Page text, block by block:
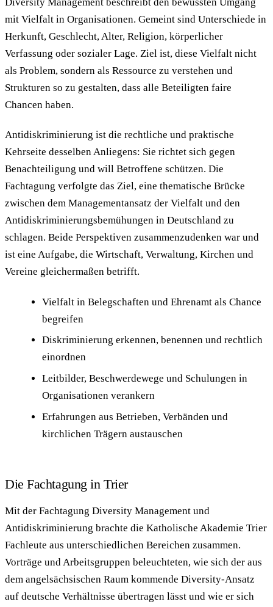
mit Vielfalt in Organisationen. Gemeint sind Unterschiede in
Herkunft, Geschlecht, Alter, Religion, körperlicher
Verfassung oder sozialer Lage. Ziel ist, diese Vielfalt nicht
als Problem, sondern als Ressource zu verstehen und
Strukturen so zu gestalten, dass alle Beteiligten faire
Chancen haben.
Antidiskriminierung ist die rechtliche und praktische
Kehrseite desselben Anliegens: Sie richtet sich gegen
Benachteiligung und will Betroffene schützen. Die
Fachtagung verfolgte das Ziel, eine thematische Brücke
zwischen dem Managementansatz der Vielfalt und den
Antidiskriminierungsbemühungen in Deutschland zu
schlagen. Beide Perspektiven zusammenzudenken war und
ist eine Aufgabe, die Wirtschaft, Verwaltung, Kirchen und
Vereine gleichermaßen betrifft.
Vielfalt in Belegschaften und Ehrenamt als Chance
begreifen
Diskriminierung erkennen, benennen und rechtlich
einordnen
Leitbilder, Beschwerdewege und Schulungen in
Organisationen verankern
Erfahrungen aus Betrieben, Verbänden und
kirchlichen Trägern austauschen
Die Fachtagung in Trier
Mit der Fachtagung Diversity Management und
Antidiskriminierung brachte die Katholische Akademie Trier
Fachleute aus unterschiedlichen Bereichen zusammen.
Vorträge und Arbeitsgruppen beleuchteten, wie sich der aus
dem angelsächsischen Raum kommende Diversity-Ansatz
auf deutsche Verhältnisse übertragen lässt und wie er sich